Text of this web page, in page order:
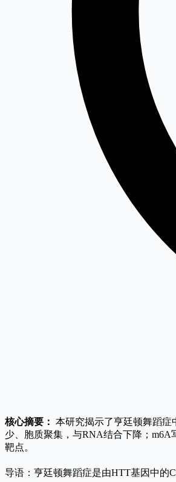
核心摘要： 本研究揭示了亨廷顿舞蹈症
少、胞质聚集，与RNA结合下降；
靶点。
导语：亨廷顿舞蹈症是由HTT基因中的